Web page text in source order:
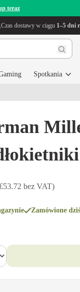
teraz
Czas dostawy w ciągu 1–5 dni
Spotkania
bez VAT)
Zamówione